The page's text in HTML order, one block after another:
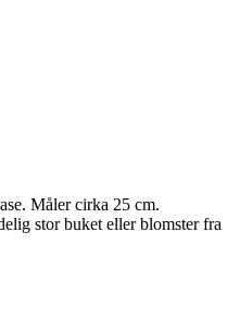
Måler cirka 25 cm.
stor buket eller blomster fra